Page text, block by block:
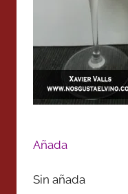
Añada
Sin añada